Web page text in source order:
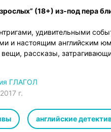
(18+) из-под пера
удивительными
и настоящим английским
вещи, рассказы,
«Глагол», 2017 г.
наследники
ГЛАГОЛ
г.
английские